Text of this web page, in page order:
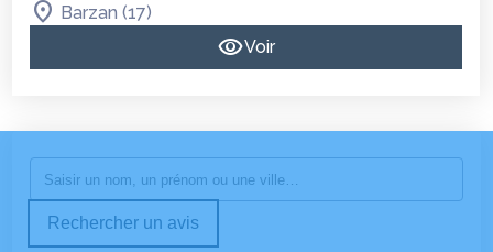
Barzan (17)
Voir
Rechercher un avis